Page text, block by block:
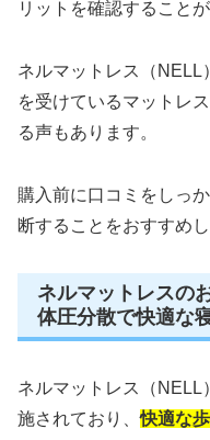
リットを確認することが
ネルマットレス（NELL
を受けているマットレ
る声もあります。
購入前に口コミをしっ
断することをおすすめし
ネルマットレスの
体圧分散で快適な
ネルマットレス（NELL
施されており、快適な